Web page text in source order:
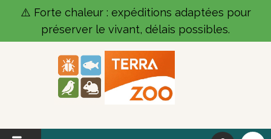
⚠️ Forte chaleur : expéditions adaptées pour
préserver le vivant, délais possibles.